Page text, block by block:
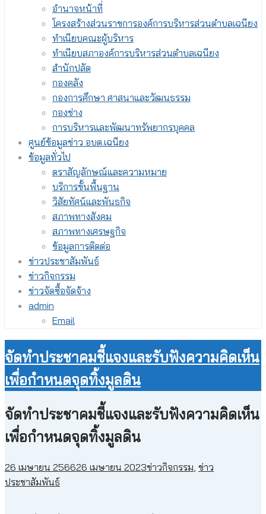
อำนาจหน้าที่
โครงสร้างส่วนราชการองค์การบริหารส่วนตำบลเฉนียง
ทำเนียบคณะผู้บริหาร
ทำเนียบสภาองค์การบริหารส่วนตำบลเฉนียง
สำนักปลัด
กองคลัง
กองการศึกษา ศาสนาและวัฒนธรรม
กองช่าง
การบริหารและพัฒนาทรัพยากรบุคคล
ศูนย์ข้อมูลข่าว อบต.เฉนียง
ข้อมูลทั่วไป
ตราสัญลักษณ์และความหมาย
บริการขั้นพื้นฐาน
วิสัยทัศน์และพันธกิจ
สภาพทางสังคม
สภาพทางเศรษฐกิจ
ข้อมูลการติดต่อ
ข่าวประชาสัมพันธ์
ข่าวกิจกรรม
ข่าวจัดซื้อจัดจ้าง
admin
Email
จัดทำประชาคมชี้แจงและรับฟังความคิดเห็น
เพื่อกำหนดจุดทิ้งมูลดิน
จัดทำประชาคมชี้แจงและรับฟังความคิดเห็น
เพื่อกำหนดจุดทิ้งมูลดิน
26 เมษายน 256626 เมษายน 2023ข่าวกิจกรรม ข่าว
ประชาสัมพันธ์